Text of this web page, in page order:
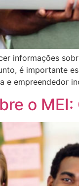
informações
é importante
e empreendedor
o